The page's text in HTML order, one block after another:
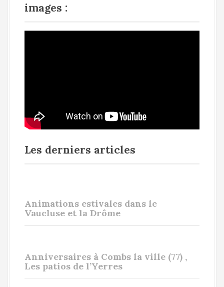
images :
Les derniers articles
Animations estivales dans le
Vaucluse et la Drôme
Anniversaires à Combs la ville (77) ,
Les patios de l’Yerres